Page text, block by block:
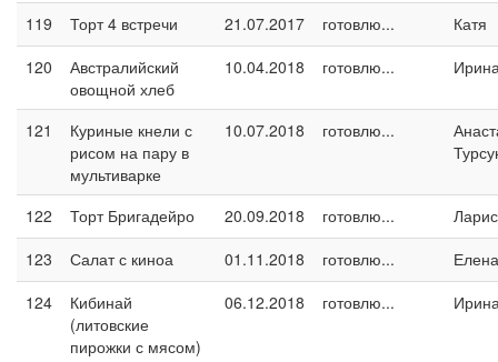
119
Торт 4 встречи 21.07.2017 готовлю...
Катя
120
Австралийский
овощной хлеб
10.04.2018 готовлю...
121
Куриные кнели с
рисом на пару в
мультиварке
10.07.2018 готовлю...
122 Торт Бригадейро 20.09.2018 готовлю...
123
Салат с киноа 01.11.2018 готовлю...
124
Кибинай
(литовские
пирожки с мясом)
06.12.2018 готовлю...